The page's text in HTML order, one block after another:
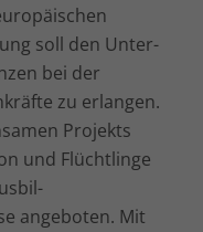
soll den Unter­
bei der
zu erlangen.
Projekts
und Flüchtlinge
angeboten. Mit